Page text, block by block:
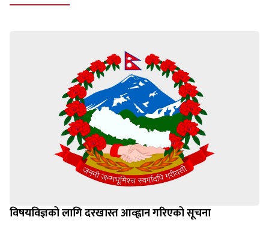
विषयविज्ञको लागि दरखास्त आव्ह्वान गरिएको सूचना